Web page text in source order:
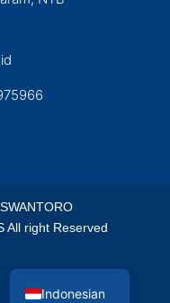
All right Reserved
Indonesian